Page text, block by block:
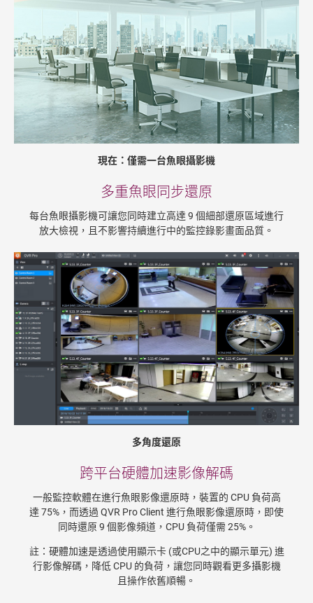
現在：僅需一台魚眼攝影機
多重魚眼同步還原
每台魚眼攝影機可讓您同時建立高達 9 個細部還原區域進行
放大檢視，且不影響持續進行中的監控錄影畫面品質。
多角度還原
跨平台硬體加速影像解碼
一般監控軟體在進行魚眼影像還原時，裝置的 CPU 負荷高
達 75%，而透過 QVR Pro Client 進行魚眼影像還原時，即使
同時還原 9 個影像頻道，CPU 負荷僅需 25%。
註：硬體加速是透過使用顯示卡 (或CPU之中的顯示單元) 進
行影像解碼，降低 CPU 的負荷，讓您同時觀看更多攝影機
且操作依舊順暢。